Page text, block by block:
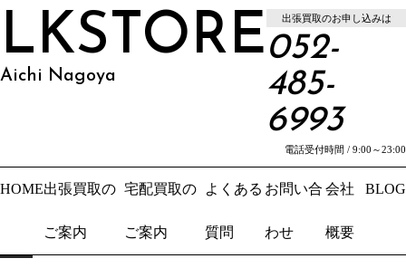
LKSTORE
Aichi Nagoya
出張買取のお申し込みは
052-
485-
6993
電話受付時間 / 9:00～23:00
HOME出張買取の
ご案内
宅配買取の
ご案内
よくある
質問
お問い合
わせ
会社
概要
BLOG